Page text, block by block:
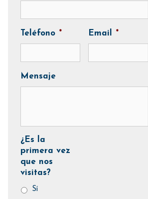
Teléfono * Email *
Mensaje
¿Es la
primera vez
que nos
visitas?
Sí